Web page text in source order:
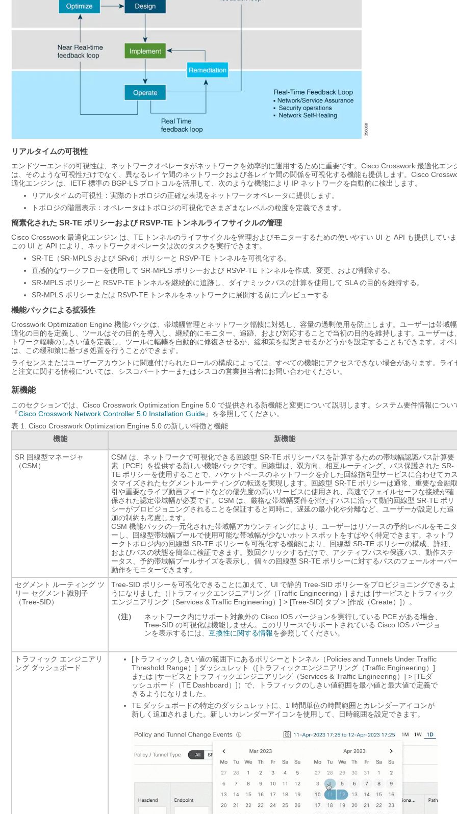
リアルタイムの可視性
エンドツーエンドの可視性は、ネットワークオペレータがネットワークを効率的に運用するために重要です。 Cisco Crosswork 最適化エン
は、そのような可視性だけでなく、異なるレイヤ間のネットワークおよび各レイヤ間の関係を可視化する機能も提供します。 Cisco
適化エンジン は、IETF 標準の BGP-LS プロトコルを活用して、次のような機能により IP ネットワークを自動的に検出します。
リアルタイムの可視性：実際のトポロジの正確な表現をネットワークオペレータに提供します。
トポロジの階層表示：オペレータはトポロジの可視化でさまざまなレベルの粒度を定義できます。
簡素化された SR-TE ポリシーおよび RSVP-TE トンネルライフサイクルの管理
Cisco Crosswork 最適化エンジン は、TE トンネルのライフサイクルを管理およびモニターするための使いやすい UI と API も提供していま
この UI と API により、ネットワークオペレータは次のタスクを実行できます。
SR-TE（SR-MPLS および SRv6）ポリシーと RSVP-TE トンネルを可視化する。
直感的なワークフローを使用して SR-MPLS ポリシーおよび RSVP-TE トンネルを作成、変更、および削除する。
SR-MPLS ポリシーと RSVP-TE トンネルを継続的に追跡し、ダイナミックパスの計算を使用して SLA の目的を維持する。
SR-MPLS ポリシーまたは RSVP-TE トンネルをネットワークに展開する前にプレビューする
機能パックによる拡張性
Crosswork Optimization Engine 機能パックは、帯域幅管理とネットワーク輻輳に対処し、容量の過剰使用を防止します。ユーザーは帯域
適化の目的を定義し、ツールはその目的を導入し、継続的にモニター、追跡、および対応することで当初の目的を維持します。ユーザーは
トワーク輻輳のしきい値を定義し、ツールに輻輳を自動的に修復させるか、緩和策を提案させるかどうかを設定することもできます。オペ
は、この緩和策に基づき処置を行うことができます。
ライセンスまたはユーザーアカウントに関連付けられたロールの構成によっては、すべての機能にアクセスできない場合があります。ライ
と注文に関する情報については、シスコパートナーまたはシスコの営業担当者にお問い合わせください。
新機能
このセクションでは、Cisco Crosswork Optimization Engine 5.0 で提供される新機能と変更について説明します。システム要件情報につい
『Cisco Crosswork Network Controller 5.0 Installation Guide』を参照してください。
表 1. Cisco Crosswork Optimization Engine 5.0 の新しい特徴と機能
機能
新機能
SR 回線型マネージャ
（CSM）
CSM は、ネットワークで可視化できる回線型 SR-TE ポリシーパスを計算するための帯域幅認識パス計算要
素（PCE）を提供する新しい機能パックです。回線型は、双方向、相互ルーティング、パス保護された SR-
TE ポリシーを使用することで、パケットベースのネットワークを介した回線指向型サービスに合わせてカス
タマイズされたセグメントルーティングの転送を実現します。回線型 SR-TE ポリシーは通常、重要な金融取
引や重要なライブ動画フィードなどの優先度の高いサービスに使用され、高速でフェイルセーフな接続が確
保された認定帯域幅が必要です。 CSM は、厳格な帯域幅要件を満たすパスに沿って動的回線型 SR-TE ポリ
シーがプロビジョニングされることを保証すると同時に、遅延の最小化や分離など、ユーザーが設定した追
加の制約も考慮します。
CSM 機能パックの一元化された帯域幅アカウンティングにより、ユーザーはリソースの予約レベルをモニタ
ーし、回線型帯域幅プールで使用可能な帯域幅が少ないホットスポットをすばやく特定できます。ネットワ
ークトポロジ内の回線型 SR-TE ポリシーを可視化する機能により、回線型 SR-TE ポリシーの構成、詳細、
およびパスの状態を簡単に検証できます。数回クリックするだけで、アクティブパスや保護パス、動作ステ
ータス、予約帯域幅プールサイズを表示し、個々の回線型 SR-TE ポリシーに対するパスのフェールオーバー
動作をモニターできます。
セグメント ルーティング ツ
リー セグメント識別子
（Tree-SID）
Tree-SID ポリシーを可視化できることに加えて、UI で静的 Tree-SID ポリシーをプロビジョニングできるよ
うになりました（[トラフィックエンジニアリング（Traffic Engineering）] または [サービスとトラフィック
エンジニアリング（Services & Traffic Engineering）] > [Tree-SID] タブ > [作成（Create）]）。
（注）
ネットワーク内にサポート対象外の Cisco IOS バージョンを実行している PCE がある場合、
Tree-SID の可視化は機能しません。このリリースでサポートされている Cisco IOS バージョ
ンを表示するには、 互換性に関する情報を参照してください。
トラフィック エンジニアリ
ング ダッシュボード
[トラフィックしきい値の範囲下にあるポリシーとトンネル（Policies and Tunnels Under Traffic
Threshold Range）] ダッシュレット（[トラフィックエンジニアリング（Traffic Engineering）]
または [サービスとトラフィックエンジニアリング（Services & Traffic Engineering）] > [TEダ
ッシュボード（TE Dashboard）]）で、トラフィックのしきい値範囲を最小値と最大値で定義で
きるようになりました。
TE ダッシュボードの特定のダッシュレットに、1 時間単位の時間範囲とカレンダーアイコンが
新しく追加されました。新しいカレンダーアイコンを使用して、日時範囲を設定できます。